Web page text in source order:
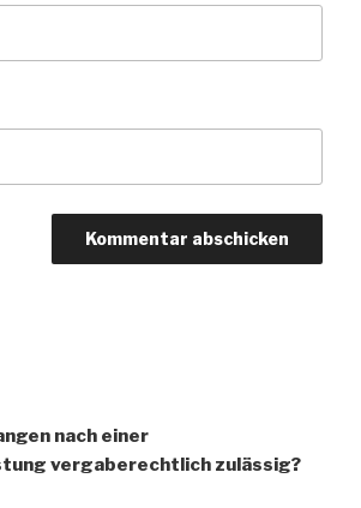
nach einer
vergaberechtlich zulässig?